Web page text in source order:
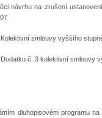
návrhu na zrušení
smlouvy vyššího
č. 3 kolektivní smlouvy
dluhopisovém programu